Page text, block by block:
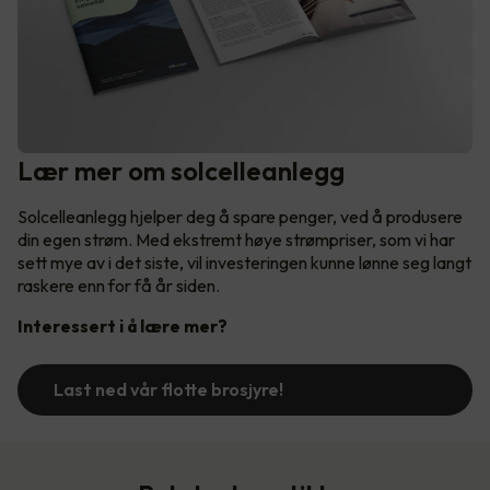
Lær mer om solcelleanlegg
Solcelleanlegg hjelper deg å spare penger, ved å produsere
din egen strøm. Med ekstremt høye strømpriser, som vi har
sett mye av i det siste, vil investeringen kunne lønne seg langt
raskere enn for få år siden.
Interessert i å lære mer?
Last ned vår flotte brosjyre!